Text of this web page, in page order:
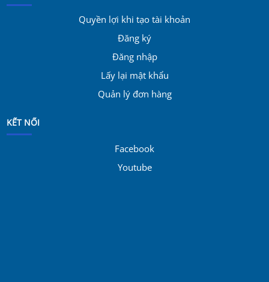
Quyền lợi khi tạo tài khoản
Đăng ký
Đăng nhập
Lấy lại mật khẩu
Quản lý đơn hàng
KẾT NỐI
Facebook
Youtube